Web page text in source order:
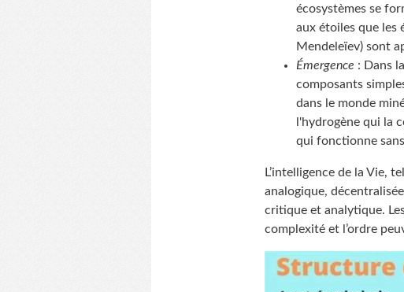
écosystèmes se
aux étoiles que les
Mendeleïev) sont
Émergence : Dans
composants
dans le monde
l'hydrogène qui la
qui fonctionne
L’intelligence de la Vie,
analogique,
critique et analytique.
complexité et l’ordre